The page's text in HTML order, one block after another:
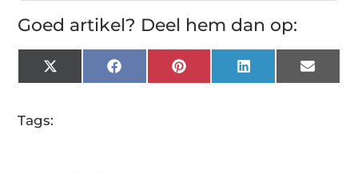
Goed artikel? Deel hem dan op:
X
(Twitter)
FacebookPinterestLinkedInEmail
Tags: